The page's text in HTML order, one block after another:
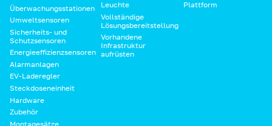
Überwachungsstationen
Umweltsensoren
Sicherheits- und
Schutzsensoren
Energieeffizienzsensoren
Alarmanlagen
EV-Laderegler
Steckdoseneinheit
Hardware
Zubehör
Montagesätze
Leuchte
Vollständige
Lösungsbereitstellung
Vorhandene
Infrastruktur
aufrüsten
Plattform